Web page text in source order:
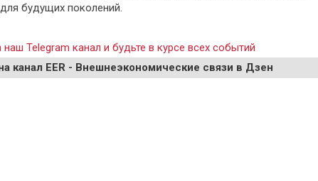
будущих поколений.
Telegram канал и будьте в курсе всех событий
канал EER - Внешнеэкономические связи в Дзен